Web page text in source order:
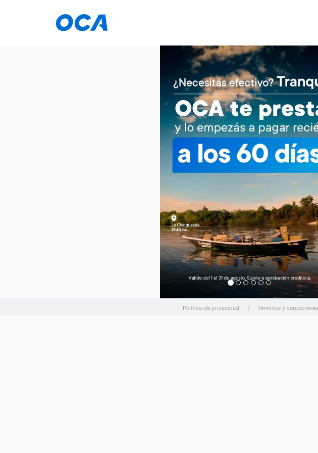
Política de privacidad Términos y condiciones